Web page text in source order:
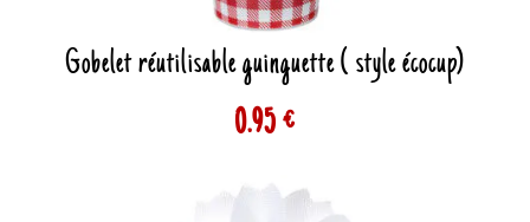
Gobelet réutilisable guinguette ( style écocup)
0.95 €